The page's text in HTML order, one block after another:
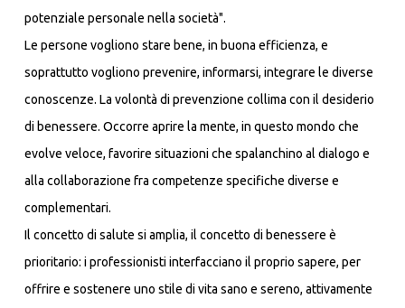
potenziale personale nella società".
Le persone vogliono stare bene, in buona efficienza, e
soprattutto vogliono prevenire, informarsi, integrare le diverse
conoscenze. La volontà di prevenzione collima con il desiderio
di benessere. Occorre aprire la mente, in questo mondo che
evolve veloce, favorire situazioni che spalanchino al dialogo e
alla collaborazione fra competenze specifiche diverse e
complementari.
Il concetto di salute si amplia, il concetto di benessere è
prioritario: i professionisti interfacciano il proprio sapere, per
offrire e sostenere uno stile di vita sano e sereno, attivamente